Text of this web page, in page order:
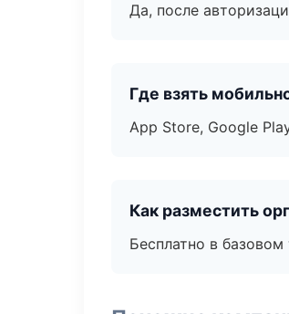
Да, после
Где взять
App Store, Google
Как разместить
Бесплатно в